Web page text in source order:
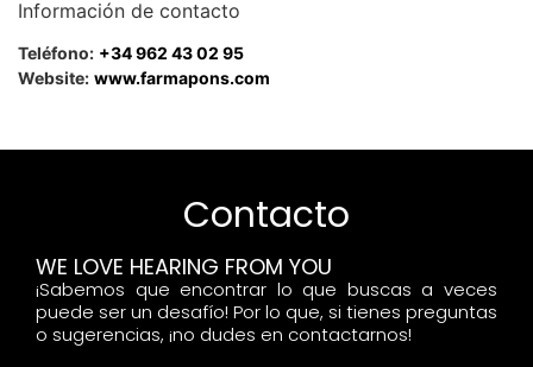
Información de contacto
Teléfono: +34 962 43 02 95
Website: www.farmapons.com
Contacto
WE LOVE HEARING FROM YOU
¡Sabemos que encontrar lo que buscas a veces
puede ser un desafío! Por lo que, si tienes preguntas
o sugerencias, ¡no dudes en contactarnos!